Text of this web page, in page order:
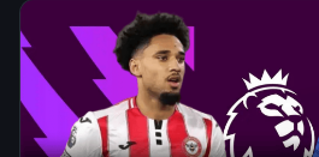
มิดฟิลด์ชาวฝรั่งเศสจะสร้างโอกาสให้มาร์ค เกฮีซัด
เจเรมี โดกู ก็ปิดเกมไม่ให้เชลซีกลับมาได้ ด้ว
ที่ทำให้คู่แข่งเสียบอลและจบสกอร์อย่างเฉียบคม ขณะที่จ่าฝูงอาร์เซนอลแพ้ใน
ช่วงสุดสัปดาห์ แมนเชสเตอร์ ซิตี้ก็ใช้โอกาสนี้ไ
น้อยกว่า 1 นัด และจะมีเกมพบอาร์เซนอลที่เอ